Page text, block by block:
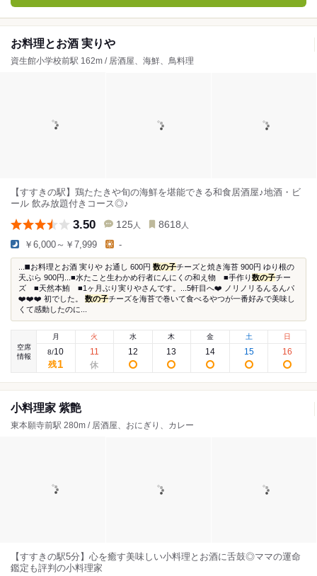
お料理とお酒 実りや
資生館小学校前駅 162m / 居酒屋、海鮮、鳥料理
【すすきの駅】鶏たたきや旬の海鮮を堪能できる和食居酒屋♪地酒・ビ
ール 飲み放題付きコース◎♪
3.50 125 人 8618 人
￥6,000～￥7,999 -
...◼️お料理とお酒 実りや お通し 600円 数の子チーズと焼き海苔 900円 ゆり根の
天ぷら 900円...■水たこと生わかめ行者にんにくの和え物 ■手作り数の子チー
ズ ■天然本鮪 ■1ヶ月ぶり実りやさんです。...5軒目へ❤️ ノリノリるんるんパ
❤️❤️❤️ 初でした。 数の子チーズを海苔で巻いて食べるやつが一番好みで美味し
くて感動したのに...
空席
情報
月
8/10
残1
火
11
水
12
木
13
金
14
土
15
日
16
小料理家 紫艶
東本願寺前駅 280m / 居酒屋、おにぎり、カレー
【すすきの駅5分】心を癒す美味しい小料理とお酒に舌鼓◎ママの運命
鑑定も評判の小料理家